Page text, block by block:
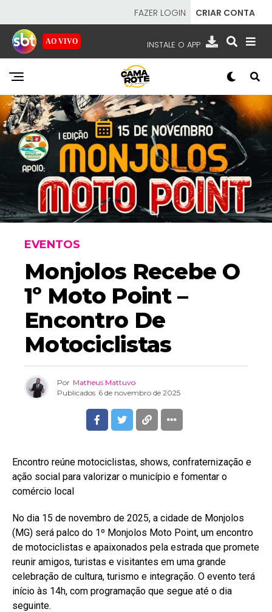
FAZER LOGIN CRIAR CONTA
AO VIVO INSTALE O APP
EMISSORAS
NOSSAS REDES APP TV SBT
SBT- SISTEMA BRASILEIRO DE TELEVISÃO
EVENTOS
Monjolos Recebe O
1º Moto Point –
Encontro De
Motociclistas
Por Matheus Mattuvo
Publicados 6 de novembro de 2025
Encontro reúne motociclistas, shows, confraternização e
ação social para valorizar o município e fomentar o
comércio local
No dia 15 de novembro de 2025, a cidade de Monjolos
(MG) será palco do 1º Monjolos Moto Point, um encontro
de motociclistas e apaixonados pela estrada que promete
reunir amigos, turistas e visitantes em uma grande
celebração de cultura, turismo e integração. O evento terá
início às 14h, com programação que segue até o dia
seguinte.